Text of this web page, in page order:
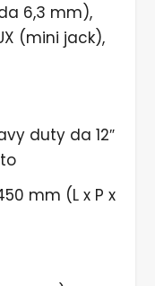
6,3 mm),
(mini jack),
duty da 12″
mm (L x P x